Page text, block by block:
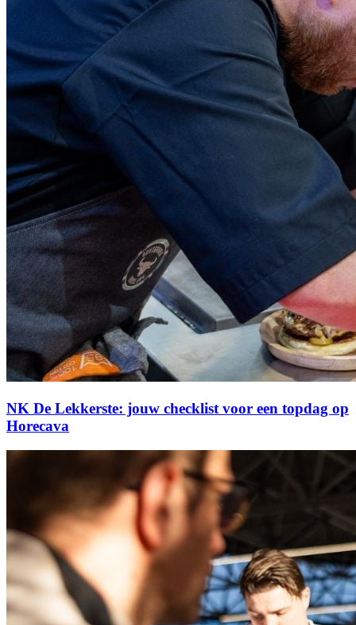
NK De Lekkerste: jouw checklist voor een topdag op
Horecava